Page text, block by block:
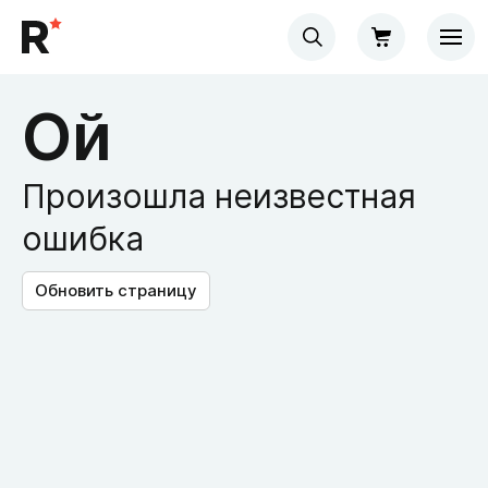
Ой
Произошла неизвестная
ошибка
Обновить страницу